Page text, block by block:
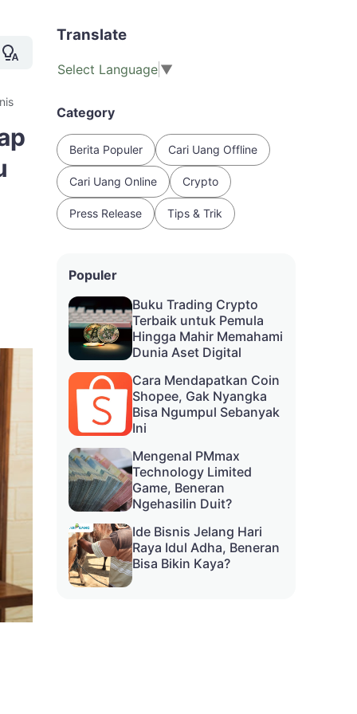
Translate
Select Language ▼
Category
Berita Populer Cari Uang Offline
Cari Uang Online Crypto
Press Release Tips & Trik
Populer
Buku Trading Crypto
Terbaik untuk Pemula
Hingga Mahir Memahami
Dunia Aset Digital
Cara Mendapatkan Coin
Shopee, Gak Nyangka
Bisa Ngumpul Sebanyak
Ini
Mengenal PMmax
Technology Limited
Game, Beneran
Ngehasilin Duit?
Ide Bisnis Jelang Hari
Raya Idul Adha, Beneran
Bisa Bikin Kaya?